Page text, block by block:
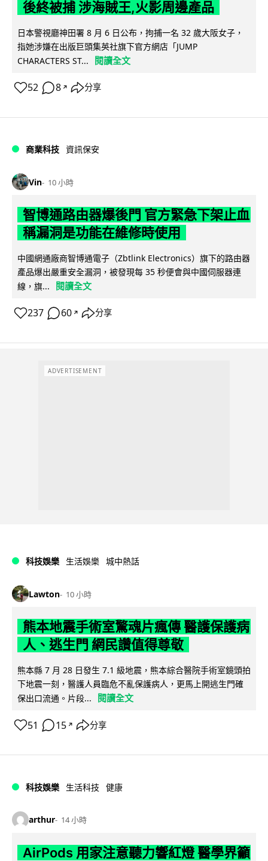
後終被捕 涉海賊王,火影周邊產品
日本警視廳神田署 8 月 6 日公布，拘捕一名 32 歲大阪女子，
指她涉嫌在出版巨頭集英社旗下官方網店「JUMP
CHARACTERS ST...
閱讀全文
52 8 ↗ 分享
商業科技 資訊保安
Vin 10 小時
智博通路由器爆後門 官方緊急下架止血
稱漏洞是功能在維修時使用
中國網通廠商智博通電子（Zbtlink Electronics）旗下的路由器
產品爆出嚴重安全漏洞，被發現每 35 秒便會與中國伺服器連
線，旗...
閱讀全文
237 60 ↗ 分享
ADVERTISEMENT
科技娛樂 生活娛樂 城中熱話
Lawton 10 小時
熊本地震手術室驚魂片瘋傳 醫護保護病
人、逃生門 網民讚值得尊敬
熊本縣 7 月 28 日發生 7.1 級地震，熊本綜合醫院手術室鏡頭拍
下地震一刻，醫護人員臨危不亂保護病人，更馬上開逃生門確
保出口流通。片段...
閱讀全文
51 15 ↗ 分享
科技娛樂 生活科技 健康
arthur 14 小時
AirPods 用家注意聽力響紅燈 醫學界籲